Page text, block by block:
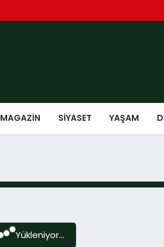
MAGAZIN SIYASET YAŞAM
Yükleniyor...